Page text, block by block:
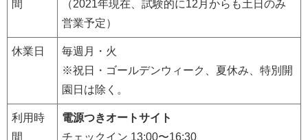
間
（2021年現在、試験的に12月からも土日のみ
営業予定）
休業日
毎週月・火
※祝日・ゴールデンウィーク、夏休み、特別開
園日は除く。
利用時
間
電源つきオートサイト
チェックイン 13:00〜16:30